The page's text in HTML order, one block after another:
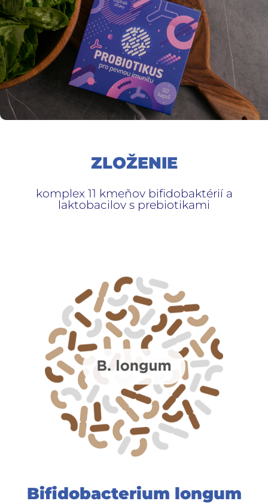
ZLOŽENIE
komplex 11 kmeňov bifidobaktérií a
laktobacilov s prebiotikami
Bifidobacterium longum